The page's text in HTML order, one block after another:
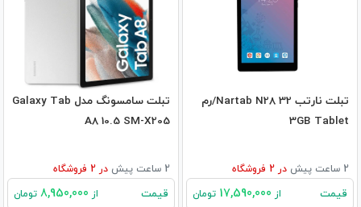
تبلت نارتب Nartab N28 32/رم
3GB Tablet
2 ساعت پیش در فروشگاه
قیمت از تومان
تبلت سامسونگ مدل Galaxy Tab
A8 10.5 SM-X205
2 ساعت پیش در فروشگاه
قیمت از تومان